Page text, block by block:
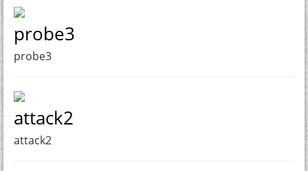
probe3
probe3
attack2
attack2